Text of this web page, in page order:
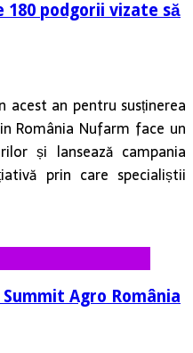
180 podgorii vizate să
acest an pentru susținerea
România Nufarm face un
și lansează campania
prin care specialiștii
Agro România